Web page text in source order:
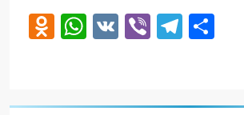
Odnoklassniki
WhatsApp
VK Viber